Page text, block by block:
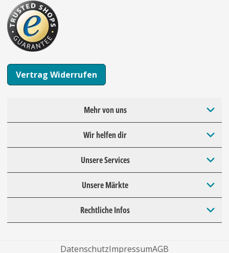
Vertrag Widerrufen
Mehr von uns
Wir helfen dir
Unsere Services
Unsere Märkte
Rechtliche Infos
DatenschutzImpressumAGB